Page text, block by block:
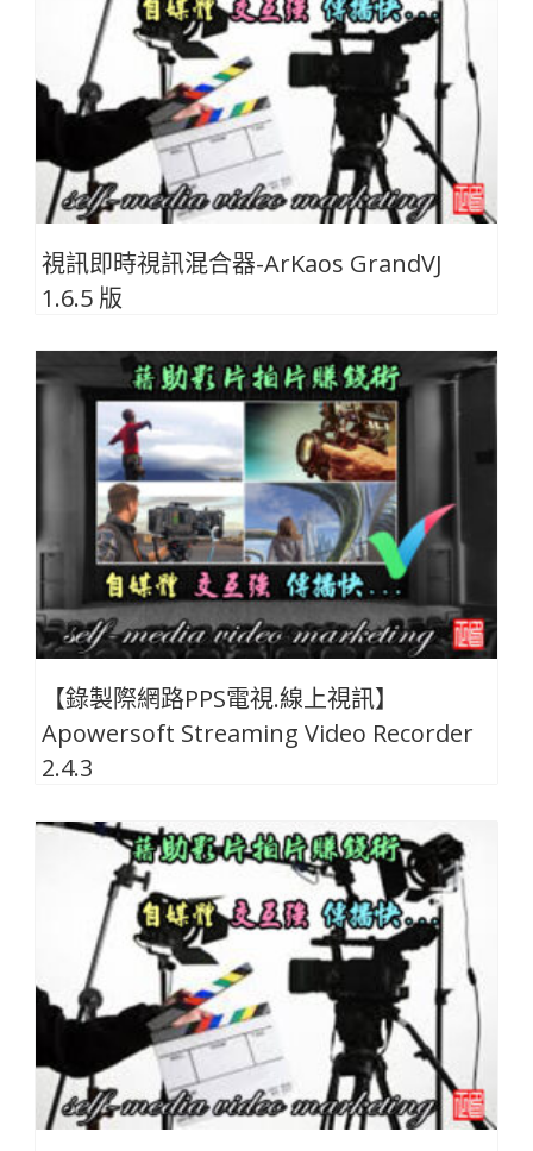
視訊即時視訊混合器-ArKaos GrandVJ
1.6.5 版
【錄製際網路PPS電視.線上視訊】
Apowersoft Streaming Video Recorder
2.4.3